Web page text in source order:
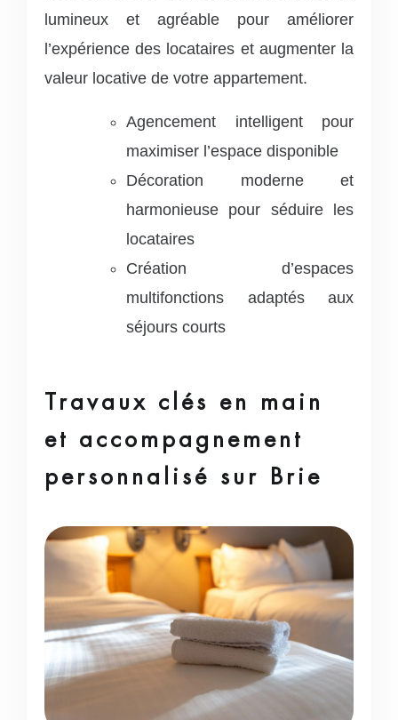
lumineux et agréable pour améliorer
l’expérience des locataires et augmenter la
valeur locative de votre appartement.
Agencement intelligent pour
maximiser l’espace disponible
Décoration moderne et
harmonieuse pour séduire les
locataires
Création d’espaces
multifonctions adaptés aux
séjours courts
Travaux clés en main
et accompagnement
personnalisé sur Brie